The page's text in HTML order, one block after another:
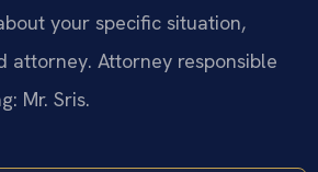
your specific situation,
attorney. Attorney responsible
Mr. Sris.